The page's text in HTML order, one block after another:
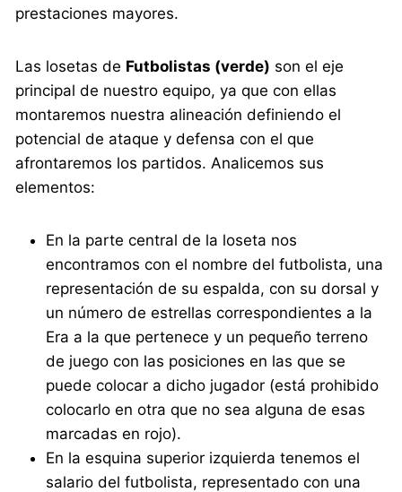
prestaciones mayores.
Las losetas de Futbolistas (verde) son el eje
principal de nuestro equipo, ya que con ellas
montaremos nuestra alineación definiendo el
potencial de ataque y defensa con el que
afrontaremos los partidos. Analicemos sus
elementos:
En la parte central de la loseta nos
encontramos con el nombre del futbolista, una
representación de su espalda, con su dorsal y
un número de estrellas correspondientes a la
Era a la que pertenece y un pequeño terreno
de juego con las posiciones en las que se
puede colocar a dicho jugador (está prohibido
colocarlo en otra que no sea alguna de esas
marcadas en rojo).
En la esquina superior izquierda tenemos el
salario del futbolista, representado con una